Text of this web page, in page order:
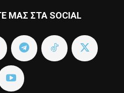
ΜΑΣ ΣΤΑ SOCIAL